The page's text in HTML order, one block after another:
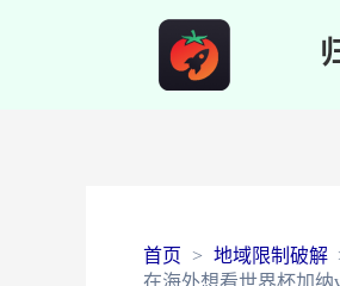
首页
地域限制破解
在海外想看世界杯加纳